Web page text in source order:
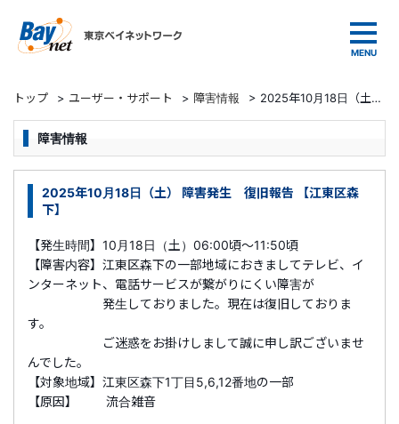
トップ > ユーザー・サポート > 障害情報 > 2025年10月18日（土） 障害発生 復旧報告 【江東区森下】
障害情報
2025年10月18日（土） 障害発生 復旧報告 【江東区森
下】
【発生時間】10月18日（土）06:00頃～11:50頃
【障害内容】江東区森下の一部地域におきましてテレビ、イ
ンターネット、電話サービスが繋がりにくい障害が
発生しておりました。現在は復旧しておりま
す。
ご迷惑をお掛けしまして誠に申し訳ございませ
んでした。
【対象地域】江東区森下1丁目5,6,12番地の一部
【原因】 流合雑音